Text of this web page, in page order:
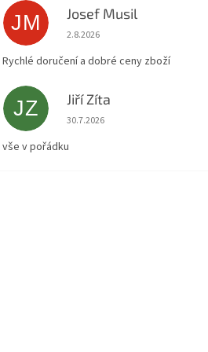
JM Josef Musil
Hodnocení obchodu je 5 z 5
2.8.2026
Rychlé doručení a dobré ceny zboží
JZ Jiří Zíta
Hodnocení obchodu je 5 z 5
30.7.2026
vše v pořádku